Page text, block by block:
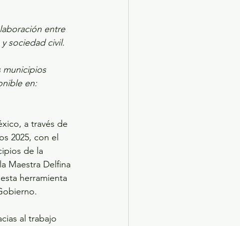
entre
sociedad civil.
municipios
en:
a través de
2025, con el
de la
Maestra Delfina
herramienta
al trabajo